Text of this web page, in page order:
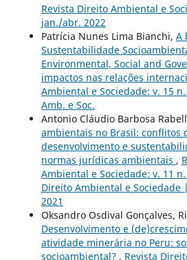
Revista Direito Ambiental e
jan./abr. 2022
Patrícia Nunes Lima Bianchi, A
Sustentabilidade
Environmental, Social and
impactos nas relações
Ambiental e Sociedade: v. 15
Amb. e Soc.
Antonio Cláudio Barbosa
ambientais no Brasil: conflitos
desenvolvimento e
normas jurídicas ambientais ,
Ambiental e Sociedade: v. 11
Direito Ambiental e
2021
Oksandro Osdival Gonçalves,
Desenvolvimento e
atividade minerária no Peru:
socioambiental? , Revista